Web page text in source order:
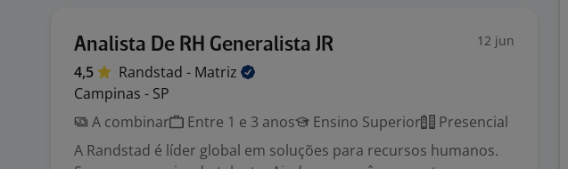
Analista De RH Generalista JR 12 jun
4,5 Randstad - Matriz
Campinas - SP
A combinar
Entre 1 e 3 anos Ensino Superior
Presencial
A Randstad é líder global em soluções para recursos humanos.